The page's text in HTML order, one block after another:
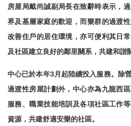
房屋局戴尚誠副局長在致辭時表示，
界及基層家庭的歡迎，而樂群的過渡
改善住戶的居住環境，亦可便利其日
及社區建立良好的鄰里關系，共建和諧
中心已於本年3月起陸續投入服務。除
過渡性房屋計劃外，中心亦為九龍西
服務、職業技能培訓及各項社區工作
資源，共建舒適安樂的社區。